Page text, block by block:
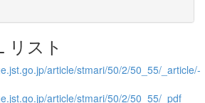
リスト
article/stmari/50/2/50_55/_article/-
article/stmari/50/2/50_55/_pdf